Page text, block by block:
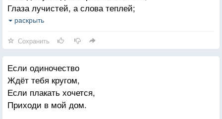
Глаза лучистей, а слова теплей;
Манеры и красивей, и сердечней,
Порядка и поступков честных больше;
И были мы нужнее для страны.
А главное — мы были все моложе,
Хоть так порой наивны и смешны.
раскрыть
Сохранить
Если одиночество
Ждёт тебя кругом,
Если плакать хочется,
Приходи в мой дом.